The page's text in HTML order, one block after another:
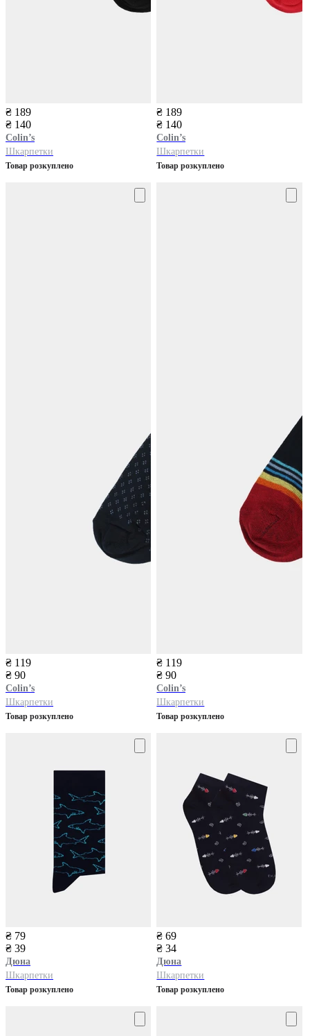
₴ 189
₴ 140
Colin’s
Шкарпетки
Товар розкуплено
₴ 189
₴ 140
Colin’s
Шкарпетки
Товар розкуплено
₴ 119
₴ 90
Colin’s
Шкарпетки
Товар розкуплено
₴ 119
₴ 90
Colin’s
Шкарпетки
Товар розкуплено
₴ 79
₴ 39
Дюна
Шкарпетки
Товар розкуплено
₴ 69
₴ 34
Дюна
Шкарпетки
Товар розкуплено